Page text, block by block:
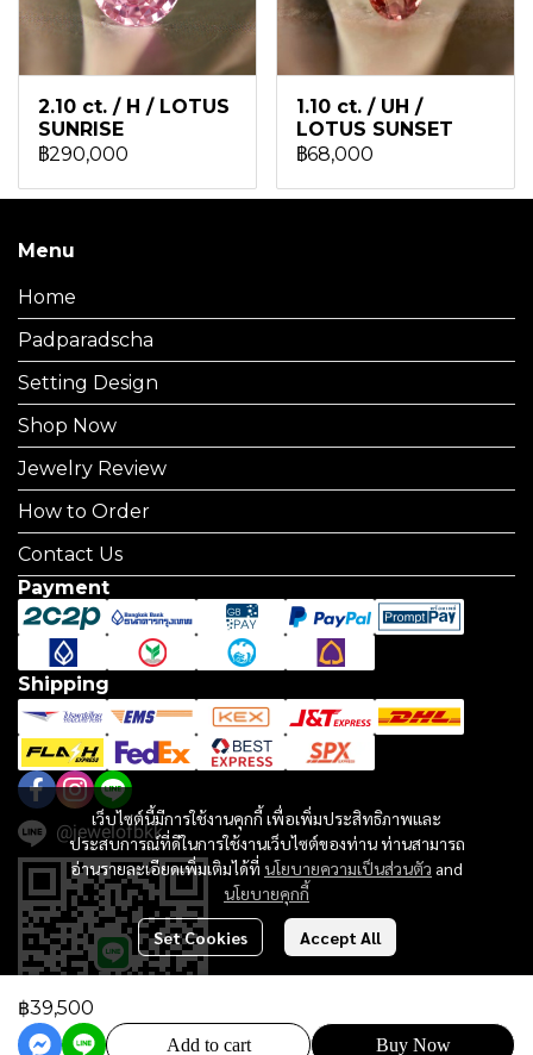
2.10 ct. / H / LOTUS
SUNRISE
฿290,000
1.10 ct. / UH /
LOTUS SUNSET
฿68,000
฿39,500
Add to cart Buy Now
เว็บไซต์นี้มีการใช้งานคุกกี้ เพื่อเพิ่มประสิทธิภาพและ
ประสบการณ์ที่ดีในการใช้งานเว็บไซต์ของท่าน ท่านสามารถ
อ่านรายละเอียดเพิ่มเติมได้ที่ นโยบายความเป็นส่วนตัว and
นโยบายคุกกี้
Set Cookies Accept All
Menu
Home
Padparadscha
Setting Design
Shop Now
Jewelry Review
How to Order
Contact Us
Payment
Shipping
@jewelofbkk